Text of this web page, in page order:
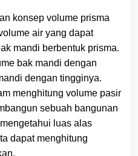
konsep volume prisma
air yang dapat
mandi berbentuk prisma.
bak mandi dengan
dengan tingginya.
menghitung volume pasir
sebuah bangunan
luas alas
dapat menghitung